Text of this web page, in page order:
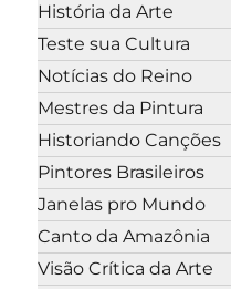
História da Arte
Teste sua Cultura
Notícias do Reino
Mestres da Pintura
Historiando Canções
Pintores Brasileiros
Janelas pro Mundo
Canto da Amazônia
Visão Crítica da Arte